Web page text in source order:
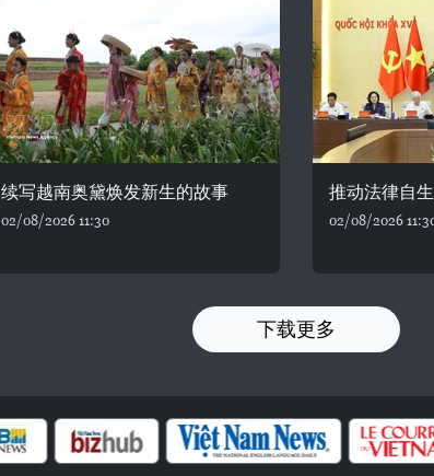
续写越南奥黛焕发新生的故事
02/08/2026 11:30
推动法律自
02/08/2026
下载更多